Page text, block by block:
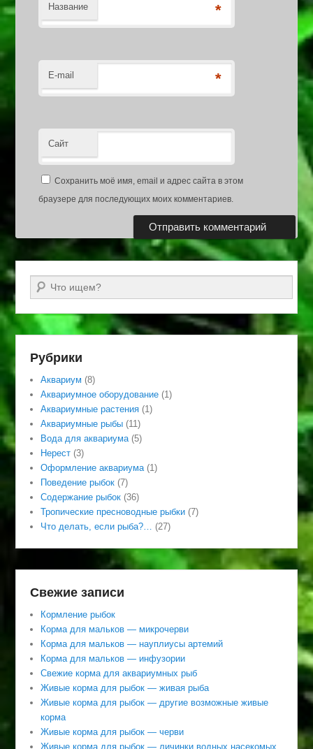
Название *
E-mail *
Сайт
Сохранить моё имя, email и адрес сайта в этом
браузере для последующих моих комментариев.
Поиск
Рубрики
Аквариум (8)
Аквариумное оборудование (1)
Аквариумные растения (1)
Аквариумные рыбы (11)
Вода для аквариума(5)
Нерест (3)
Оформление аквариума(1)
Поведение рыбок (7)
Содержание рыбок (36)
Тропические пресноводные рыбки (7)
Что делать, если рыба?… (27)
Свежие записи
Кормление рыбок
Корма для мальков — микрочерви
Корма для мальков — науплиусы артемий
Корма для мальков — инфузории
Свежие корма для аквариумных рыб
Живые корма для рыбок — живая рыба
Живые корма для рыбок — другие возможные живые
корма
Живые корма для рыбок — черви
Живые корма для рыбок — личинки водных насекомых